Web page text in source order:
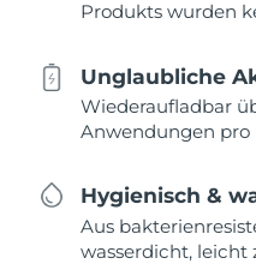
Produkts wurden
Unglaubliche
Wiederaufladbar
Anwendungen pro
Hygienisch &
Aus
wasserdicht, leicht